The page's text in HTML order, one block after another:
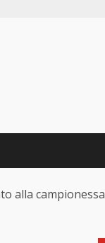
alla campionessa